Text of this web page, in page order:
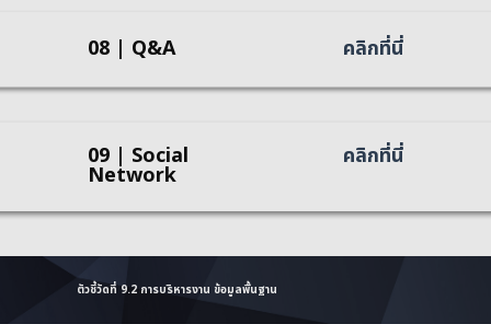
08 | Q&A คลิกที่นี่
09 | Social
Network
คลิกที่นี่
ตัวชี้วัดที่ 9.2 การบริหารงาน ข้อมูลพื้นฐาน